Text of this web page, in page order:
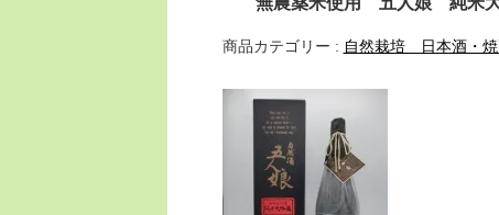
商品カテゴリー : 自然栽培 日本酒・焼